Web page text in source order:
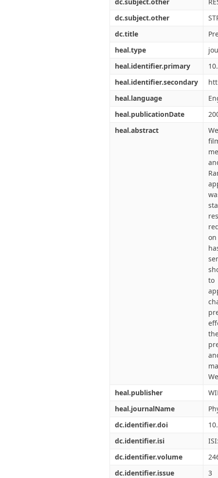
dc.subject.other
dc.title
heal.type
heal.identifier.primary
heal.identifier.secondary
heal.language
heal.publicationDate
heal.abstract
to
heal.publisher
heal.journalName
dc.identifier.doi
dc.identifier.isi
dc.identifier.volume
dc.identifier.issue
3